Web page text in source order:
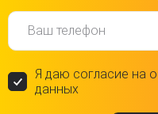
Ваш телефон
Я даю согласие на
данных